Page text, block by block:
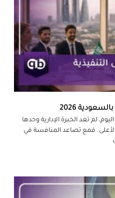
2026
لم تعد الخبرة الإدارية وحدها
فمع تصاعد المنافسة في